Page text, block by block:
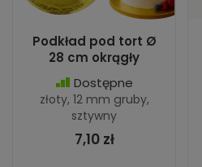
Podkład pod tort Ø
28 cm okrągły
Dostępne
złoty, 12 mm gruby,
sztywny
7,10 zł